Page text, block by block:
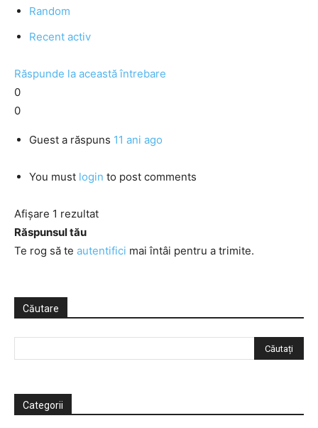
Random
Recent activ
Răspunde la această întrebare
0
0
Guest a răspuns 11 ani ago
You must login to post comments
Afișare 1 rezultat
Răspunsul tău
Te rog să te autentifici mai întâi pentru a trimite.
Căutare
Categorii